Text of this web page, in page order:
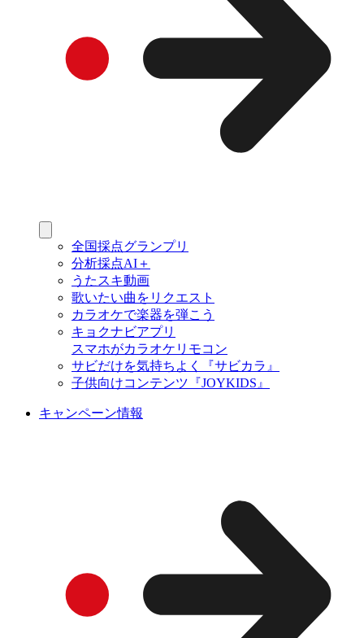
全国採点グランプリ
分析採点AI＋
うたスキ動画
歌いたい曲をリクエスト
カラオケで楽器を弾こう
キョクナビアプリ
スマホがカラオケリモコン
サビだけを気持ちよく『サビカラ』
子供向けコンテンツ『JOYKIDS』
キャンペーン情報